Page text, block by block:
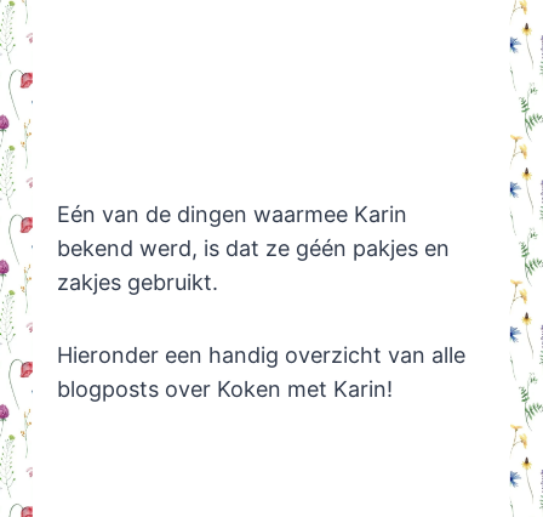
Eén van de dingen waarmee Karin
bekend werd, is dat ze géén pakjes en
zakjes gebruikt.
Hieronder een handig overzicht van alle
blogposts over Koken met Karin!